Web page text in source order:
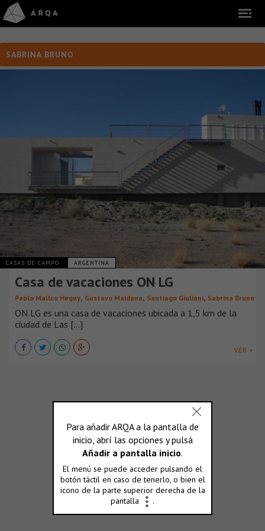
SABRINA BRUNO
CASAS DE CAMPO ARGENTINA
Casa de vacaciones ON LG
Pablo Mallco Heguy, Gustavo Maidana, Santiago Giuliani, Sabrina Bruno
ON LG es una casa de vacaciones ubicada a 1,5 km de la
ciudad de Las [...]
VER +